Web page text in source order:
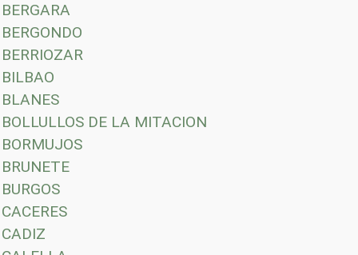
BERGARA
BERGONDO
BERRIOZAR
BILBAO
BLANES
BOLLULLOS DE LA MITACION
BORMUJOS
BRUNETE
BURGOS
CACERES
CADIZ